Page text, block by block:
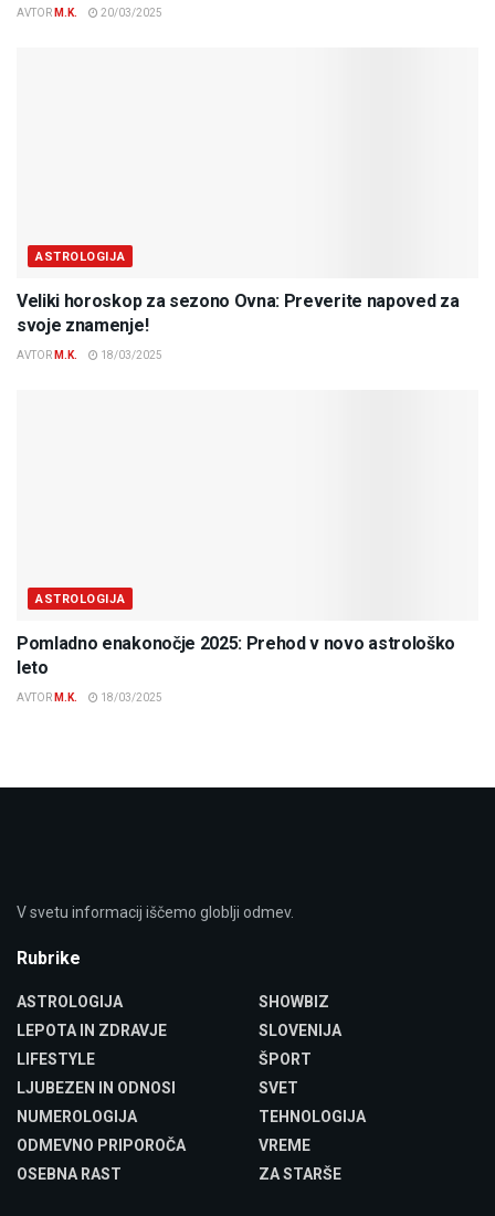
AVTOR M.K. 20/03/2025
ASTROLOGIJA
Veliki horoskop za sezono Ovna: Preverite napoved za
svoje znamenje!
AVTOR M.K. 18/03/2025
ASTROLOGIJA
Pomladno enakonočje 2025: Prehod v novo astrološko
leto
AVTOR M.K. 18/03/2025
V svetu informacij iščemo globlji odmev.
Rubrike
ASTROLOGIJA
LEPOTA IN ZDRAVJE
LIFESTYLE
LJUBEZEN IN ODNOSI
NUMEROLOGIJA
ODMEVNO PRIPOROČA
OSEBNA RAST
SHOWBIZ
SLOVENIJA
ŠPORT
SVET
TEHNOLOGIJA
VREME
ZA STARŠE